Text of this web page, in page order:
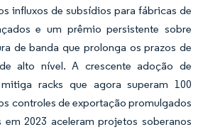
influxos de subsídios para fábricas de
e um prêmio persistente sobre
de banda que prolonga os prazos de
alto nível. A crescente adoção de
racks que agora superam 100
controles de exportação promulgados
em 2023 aceleram projetos soberanos